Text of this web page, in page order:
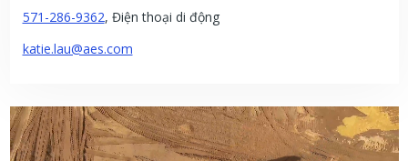
571-286-9362, Điện thoại di động
katie.lau@aes.com